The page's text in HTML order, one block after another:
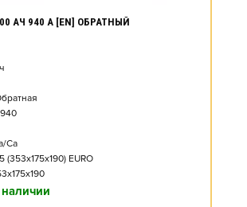
АЧ 940 А [EN] ОБРАТНЫЙ
940
Ca
(353x175x190) EURO